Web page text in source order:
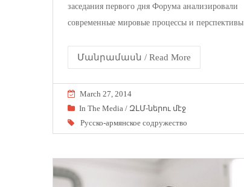
заседания первого дня Форума анализировали
современные мировые процессы и перспективы
Մանրամասն / Read More
March 27, 2014
In The Media / ԶԼՄ-ներու մէջ
Русско-армянское содружество